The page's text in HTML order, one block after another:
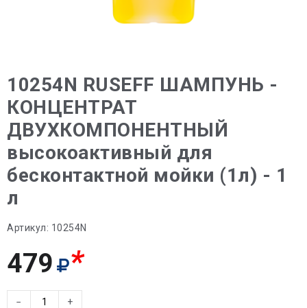
10254N RUSEFF ШАМПУНЬ -
КОНЦЕНТРАТ
ДВУХКОМПОНЕНТНЫЙ
высокоактивный для
бесконтактной мойки (1л) - 1
л
Артикул: 10254N
479 *
− +